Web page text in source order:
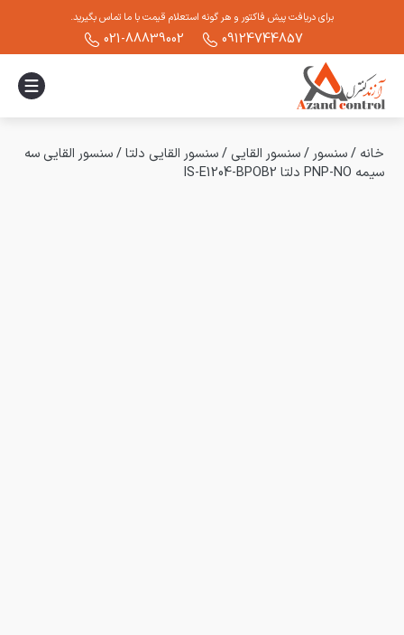
برای دریافت پیش فاکتور و هر گونه استعلام قیمت با ما تماس بگیرید.
09124744857
021-88839002
خانه /سنسور /سنسور القایی /سنسور القایی دلتا/سنسور القایی سه
سیمه PNP-NO دلتا IS-E1204-BPOB2